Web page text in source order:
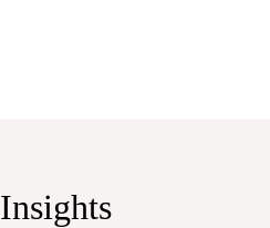
Insights